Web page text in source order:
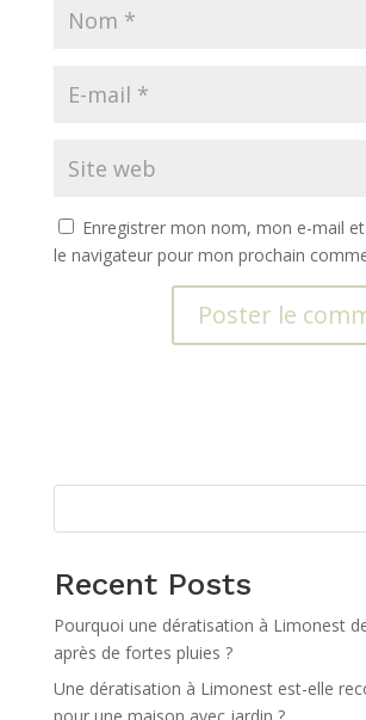
Enregistrer mon nom, mon e-mail
le navigateur pour mon prochain
e
:
Recent Posts
Pourquoi une dératisation à Limonest
après de fortes pluies ?
Une dératisation à Limonest est-elle